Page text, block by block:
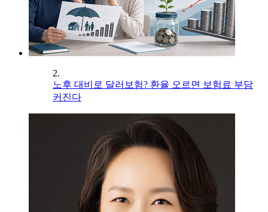
2.
노후 대비로 달러보험? 환율 오르면 보험료 부담
커진다